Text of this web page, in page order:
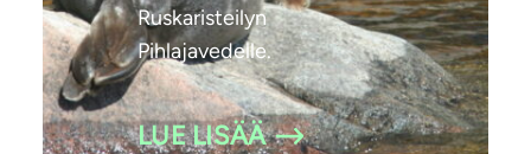
Ruskaristeilyn
Pihlajavedelle.
LUE LISÄÄ